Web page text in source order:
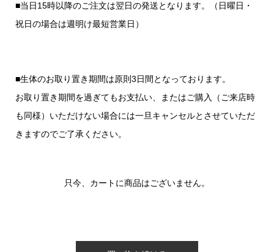
■当日15時以降のご注文は翌日の発送となります。（日曜日・
祝日の場合は週明け最短営業日）
■生体のお取り置き期間は原則3日間となっております。
お取り置き期間を過ぎてもお支払い、またはご購入（ご来店時
も同様）いただけない場合には一旦キャンセルとさせていただ
きますのでご了承ください。
只今、カートに商品はございません。